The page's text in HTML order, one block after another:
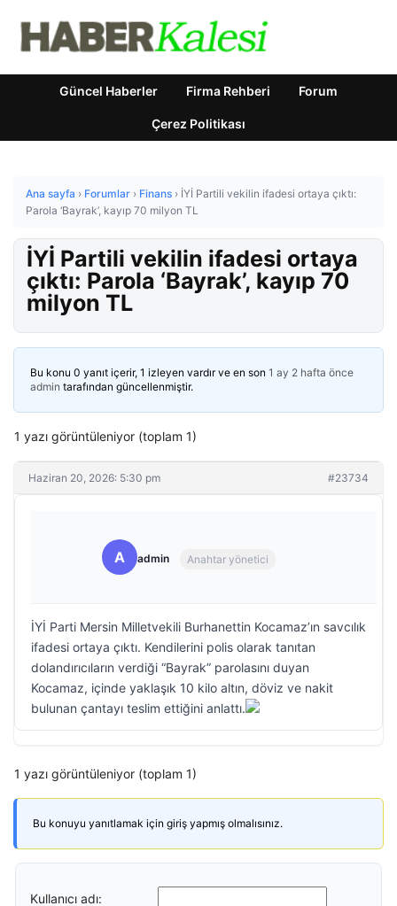
Güncel Haberler Firma Rehberi Forum
Çerez Politikası
Ana sayfa › Forumlar › Finans › İYİ Partili vekilin ifadesi ortaya çıktı:
Parola ‘Bayrak’, kayıp 70 milyon TL
İYİ Partili vekilin ifadesi ortaya
çıktı: Parola ‘Bayrak’, kayıp 70
milyon TL
Bu konu 0 yanıt içerir, 1 izleyen vardır ve en son 1 ay 2 hafta önce
admin tarafından güncellenmiştir.
1 yazı görüntüleniyor (toplam 1)
Haziran 20, 2026: 5:30 pm #23734
A admin Anahtar yönetici
İYİ Parti Mersin Milletvekili Burhanettin Kocamaz’ın savcılık
ifadesi ortaya çıktı. Kendilerini polis olarak tanıtan
dolandırıcıların verdiği “Bayrak” parolasını duyan
Kocamaz, içinde yaklaşık 10 kilo altın, döviz ve nakit
bulunan çantayı teslim ettiğini anlattı.
1 yazı görüntüleniyor (toplam 1)
Bu konuyu yanıtlamak için giriş yapmış olmalısınız.
Kullanıcı adı: